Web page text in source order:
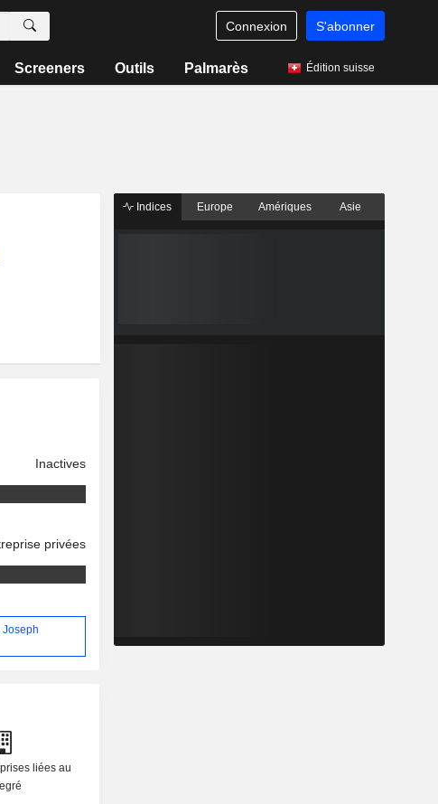
Connexion S'abonner
Screeners Outils Palmarès Édition suisse
Inactives
privées
liées au
Indices Europe Amériques Asie